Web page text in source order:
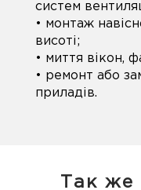
систем
• монтаж
висоті;
• миття вікон,
• ремонт або
приладів.
Так